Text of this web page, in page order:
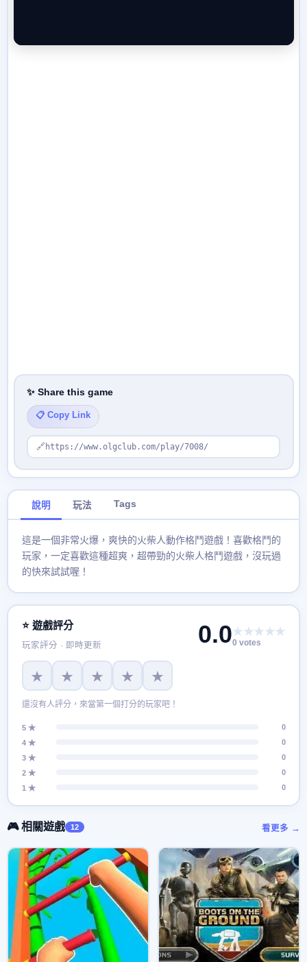
✨ Share this game
📋 Copy Link
🔗 https://www.olgclub.com/play/7008/
說明 玩法 Tags
這是一個非常火爆，爽快的火柴人動作格鬥遊戲！喜歡格鬥的
玩家，一定喜歡這種超爽，超帶勁的火柴人格鬥遊戲，沒玩過
的快來試試喔！
⭐ 遊戲評分
玩家評分 · 即時更新 0.0★★★★★
0 votes
★ ★ ★ ★ ★
還沒有人評分，來當第一個打分的玩家吧！
5 ★
0
4 ★
0
3 ★
0
2 ★
0
1 ★
0
🎮 相關遊戲 12 看更多 →